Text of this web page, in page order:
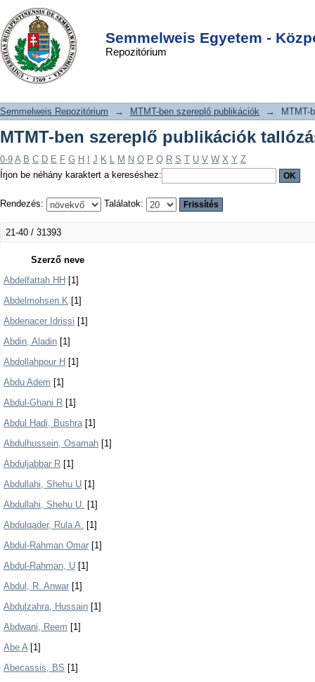
Semmelweis Egyetem -
Repozitórium
MTMT-ben szereplő publikációk
tallózása szerző szerint
DSpace/Manakin Repository
Semmelweis Repozitórium → MTMT-ben szereplő publikációk → MTMT-
MTMT-ben szereplő publikációk
0-9 A B C D E F G H J K L M N O P Q R S T U V W X Y Z
Írjon be néhány karaktert a kereséshez:
Rendezés: Találatok:
21-40 / 31393
Szerző neve
Abdelfattah HH [1]
Abdelmohsen K [1]
Abdenacer Idrissi [1]
Abdin, Aladin [1]
Abdollahpour H [1]
Abdu Adem [1]
Abdul-Ghani R [1]
Abdul Hadi, Bushra[1]
Abdulhussein, Osamah [1]
Abduljabbar R [1]
Abdullahi, Shehu U [1]
Abdullahi, Shehu U. [1]
Abdulqader, Rula A. [1]
Abdul-Rahman Omar [1]
Abdul-Rahman, U [1]
Abdul, R. Anwar [1]
Abdulzahra, Hussain [1]
Abdwani, Reem [1]
Abe A[1]
Abecassis, BS [1]